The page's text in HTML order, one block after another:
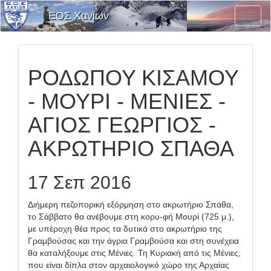
ΕΟΣ Χανίων
ΡΟΔΩΠΟΥ ΚΙΣΑΜΟΥ
- ΜΟΥΡΙ - ΜΕΝΙΕΣ -
ΑΓΙΟΣ ΓΕΩΡΓΙΟΣ -
ΑΚΡΩΤΗΡΙΟ ΣΠΑΘΑ
17 Σεπ 2016
Διήμερη πεζοπορική εξόρμηση στο ακρωτήριο Σπάθα,
το Σάββατο θα ανέβουμε στη κορυ-φή Μουρί (725 μ.),
με υπέροχη θέα προς τα δυτικά στο ακρωτήριο της
Γραμβούσας και την άγρια Γραμβούσα και στη συνέχεια
θα καταλήξουμε στις Μένιες. Τη Κυριακή από τις Μένιες,
που είναι δίπλα στον αρχαιολογικό χώρο της Αρχαίας